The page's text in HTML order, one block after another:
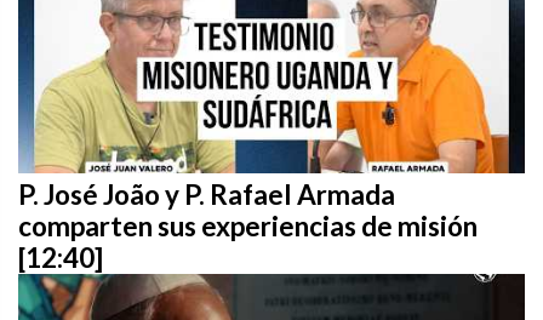
P. José João y P. Rafael Armada
comparten sus experiencias de misión
[12:40]